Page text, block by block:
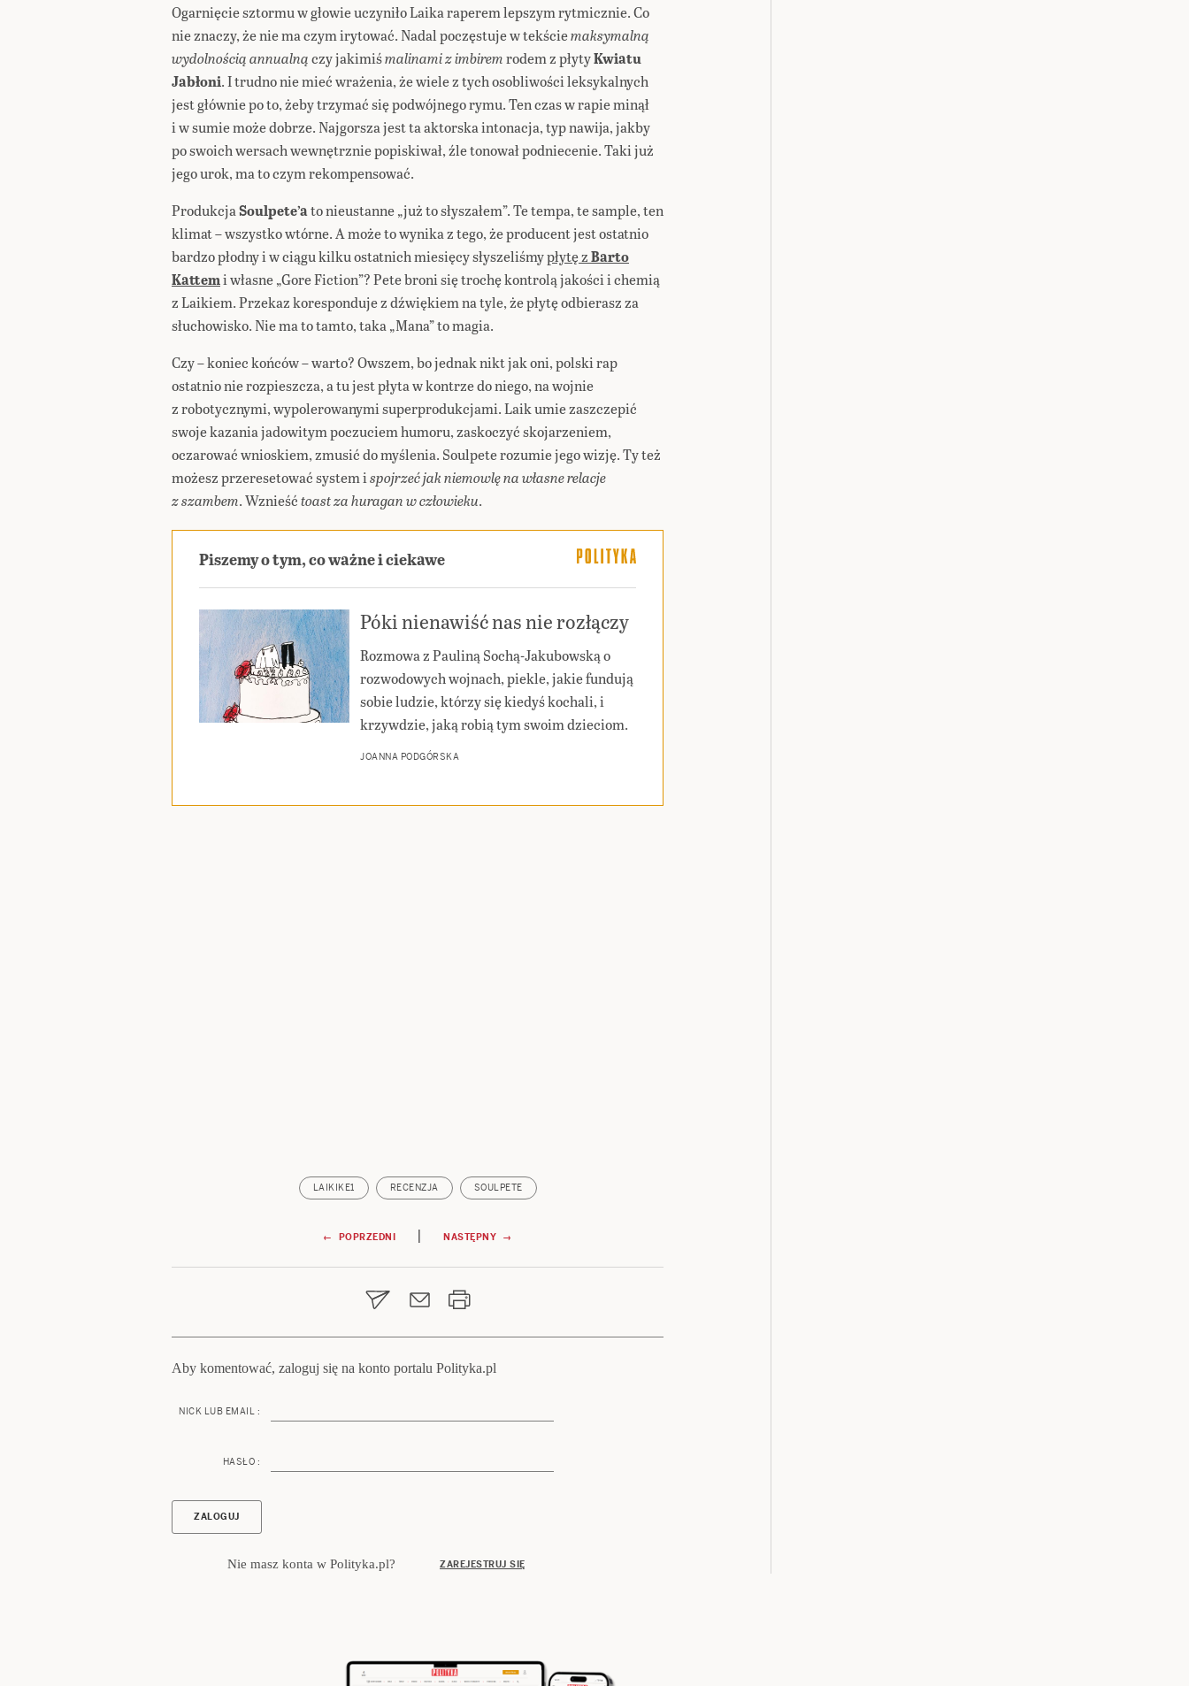
Ogarnięcie sztormu w głowie uczyniło Laika raperem lepszym rytmicznie. Co
nie znaczy, że nie ma czym irytować. Nadal poczęstuje w tekściemaksymalną
wydolnością annualnączy jakimiśmalinami z imbiremrodem z płytyKwiatu
Jabłoni. I trudno nie mieć wrażenia, że wiele z tych osobliwości leksykalnych
jest głównie po to, żeby trzymać się podwójnego rymu. Ten czas w rapie minął
i w sumie może dobrze. Najgorsza jest ta aktorska intonacja, typ nawija, jakby
po swoich wersach wewnętrznie popiskiwał, źle tonował podniecenie. Taki już
jego urok, ma to czym rekompensować.
ProdukcjaSoulpete’ato nieustanne „już to słyszałem”. Te tempa, te sample, ten
klimat – wszystko wtórne. A może to wynika z tego, że producent jest ostatnio
bardzo płodny i w ciągu kilku ostatnich miesięcy słyszeliśmypłytę zBarto
Kattemi własne „Gore Fiction”? Pete broni się trochę kontrolą jakości i chemią
z Laikiem. Przekaz koresponduje z dźwiękiem na tyle, że płytę odbierasz za
słuchowisko. Nie ma to tamto, taka „Mana” to magia.
Czy – koniec końców – warto? Owszem, bo jednak nikt jak oni, polski rap
ostatnio nie rozpieszcza, a tu jest płyta w kontrze do niego, na wojnie
z robotycznymi, wypolerowanymi superprodukcjami. Laik umie zaszczepić
swoje kazania jadowitym poczuciem humoru, zaskoczyć skojarzeniem,
oczarować wnioskiem, zmusić do myślenia. Soulpete rozumie jego wizję. Ty też
możesz przeresetować system ispojrzeć jak niemowlę na własne relacje
z szambem. Wznieśćtoast za huragan w człowieku.
Piszemy o tym, co ważne i ciekawe
Póki nienawiść nas nie rozłączy
Rozmowa z Pauliną Sochą-Jakubowską o
rozwodowych wojnach, piekle, jakie fundują
sobie ludzie, którzy się kiedyś kochali, i
krzywdzie, jaką robią tym swoim dzieciom.
JOANNA PODGÓRSKA
LAIKIKE1 RECENZJA SOULPETE
wpisu
← POPRZEDNI | NASTĘPNY →
Aby komentować, zaloguj się na konto portalu Polityka.pl
NICK LUB EMAIL :
HASŁO :
Nie masz konta w Polityka.pl? ZAREJESTRUJ SIĘ